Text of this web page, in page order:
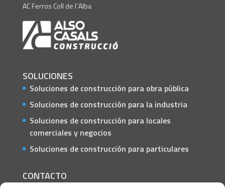
AC Ferros Coll de l´Alba
SOLUCIONES
Soluciones de construcción para obra pública
Soluciones de construcción para la industria
Soluciones de construcción para locales
comerciales y negocios
Soluciones de construcción para particulares
CONTACTO